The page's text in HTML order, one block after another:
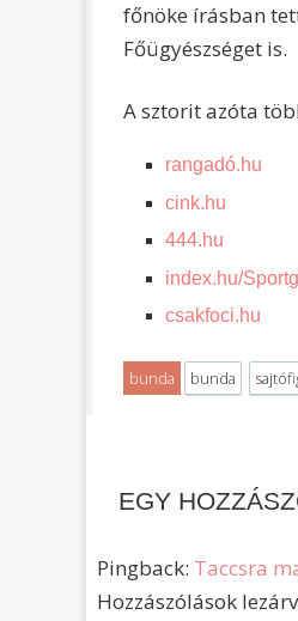
főnöke írásban
Főügyészséget is.
A sztorit azóta
rangadó.hu
cink.hu
444.hu
index.hu/
csakfoci.hu
bunda bunda
EGY
Pingback: Taccsra
Hozzászólások